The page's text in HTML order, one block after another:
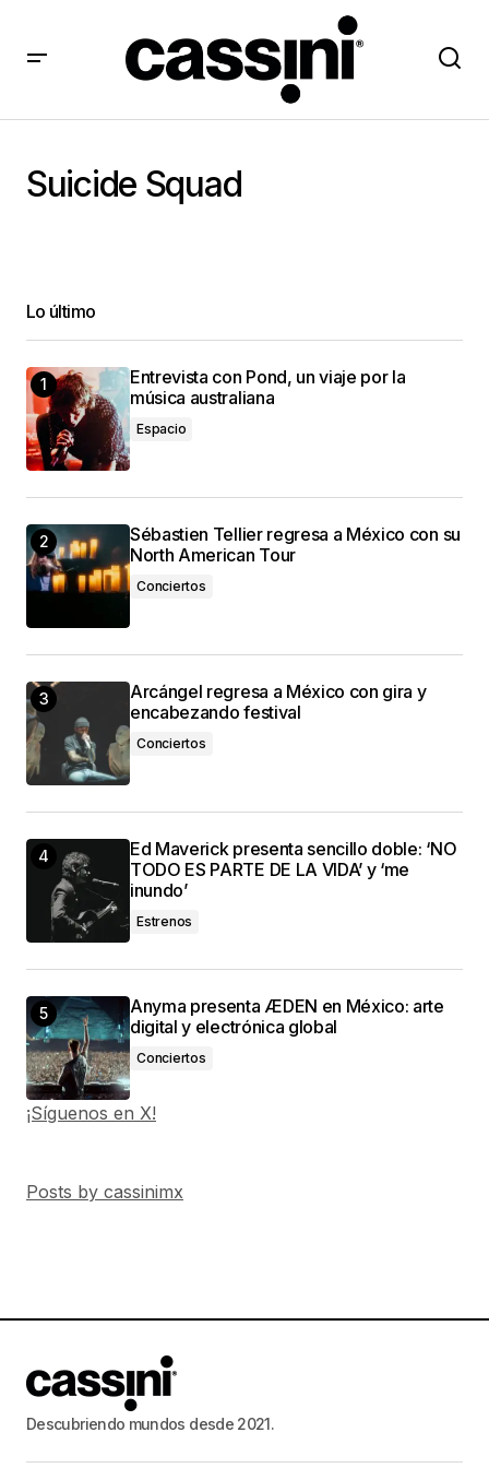
Suicide Squad
Lo último
Entrevista con Pond, un viaje por la
música australiana
Espacio
Sébastien Tellier regresa a México con su
North American Tour
Conciertos
Arcángel regresa a México con gira y
encabezando festival
Conciertos
Ed Maverick presenta sencillo doble: ‘NO
TODO ES PARTE DE LA VIDA’ y ‘me
inundo’
Estrenos
Anyma presenta ÆDEN en México: arte
digital y electrónica global
Conciertos
¡Síguenos en X!
Posts by cassinimx
Descubriendo mundos desde 2021.